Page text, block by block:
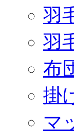
羽
羽
布
掛
マ